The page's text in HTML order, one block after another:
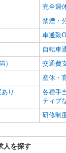
完全週
禁煙・
車通勤
自転車
）
交通費
産休・
り
各種手
ティブ
研修制
人を探す